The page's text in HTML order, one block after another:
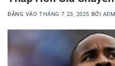
ĐĂNG VÀOTHÁNG 7 23, 2025 BỞI